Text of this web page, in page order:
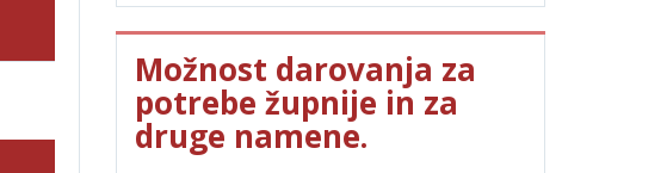
Možnost darovanja za
potrebe župnije in za
druge namene.